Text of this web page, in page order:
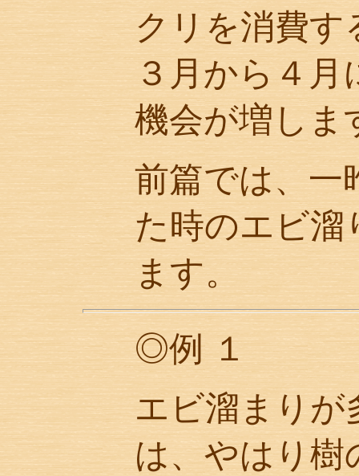
クリを消費す
３月から４月
機会が増し
前篇では、一
た時のエビ溜
ます。
◎例 １
エビ溜まりが
は、やはり樹